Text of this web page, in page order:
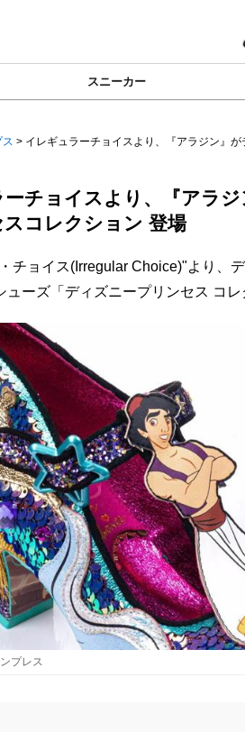
スニーカー
ス > イレギュラーチョイスより、『アラジン』が
チョイスより、『アラ
コレクション 登場
チョイス(Irregular Choice)"より、
ューズ「ディズニープリンセス コ
プレス